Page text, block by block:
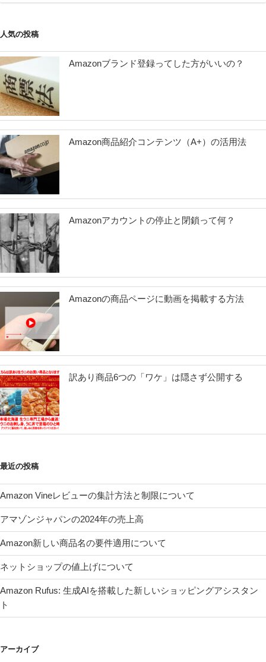
コ
ル
が
行
コ
ン
ソ
定
人気の投稿
Amazonブランド登録ってした方がいいの？
Amazon商品紹介コンテンツ（A+）の活用法
Amazonアカウントの停止と閉鎖って何？
Amazonの商品ページに動画を掲載する方法
訳あり商品6つの「ワケ」は隠さず公開する
最近の投稿
Amazon Vineレビューの集計方法と制限について
アマゾンジャパンの2024年の売上高
Amazon新しい商品名の要件適用について
ネットショップの値上げについて
Amazon Rufus: 生成AIを搭載した新しいショッピングアシスタン
ト
アーカイブ